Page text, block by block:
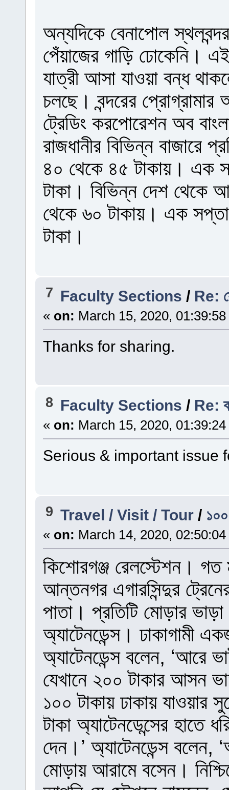
অন্যদিকে বেনাপোল
পেঁয়াজের গাড়ি ঢোকেনি।
যাত্রী আসা যাওয়া বন্ধ
চলছে। বন্দরের
ট্রেডিং করপোরেশন অব
রাজধানীর বিভিন্ন বাজারে
৪০ থেকে ৪৫ টাকায়। এক
টাকা। বিভিন্ন দেশ থেকে
থেকে ৬০ টাকায়। এক
টাকা।
7 Faculty Sections / Re:
« on: March 15, 2020,
Thanks for sharing.
8 Faculty Sections / Re:
« on: March 15, 2020,
Serious & important issue
9 Travel / Visit / Tour /
« on: March 14, 2020,
কিশোরগঞ্জ রেলস্টেশন। গত
আন্তনগর এগারসিন্দুর
পাতা। প্রতিটি মোড়ার
অ্যাটেনডেন্স। ঢাকাগামী
অ্যাটেনডেন্স বলেন, ‘আরে
যেখানে ২০০ টাকার আসন
১০০ টাকায় ঢাকায় যাওয়ার
টাকা অ্যাটেনডেন্সের হাতে
দেন।’ অ্যাটেনডেন্স বলেন,
মোড়ায় আরামে বসেন।